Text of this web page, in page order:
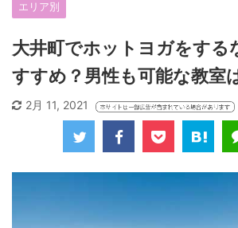
エリア別
大井町でホットヨガをする
すすめ？男性も可能な教室
2月 11, 2021